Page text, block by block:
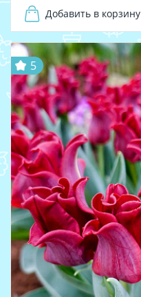
Добавить в корзину
5